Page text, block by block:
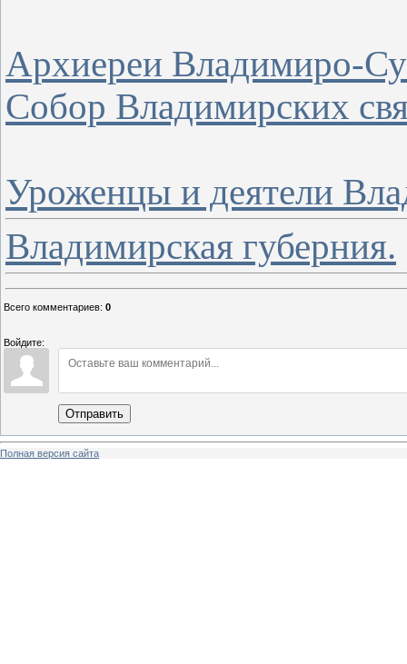
Архиереи Владимиро-
Собор Владимирских
Уроженцы и деятели
Владимирская губерния.
Всего комментариев: 0
Войдите:
Отправить
Полная версия сайта